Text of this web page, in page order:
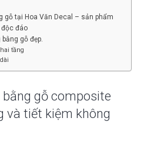
gỗ tại Hoa Văn Decal – sản phẩm
đáo
gỗ đẹp.
tầng
gỗ composite
và tiết kiệm không